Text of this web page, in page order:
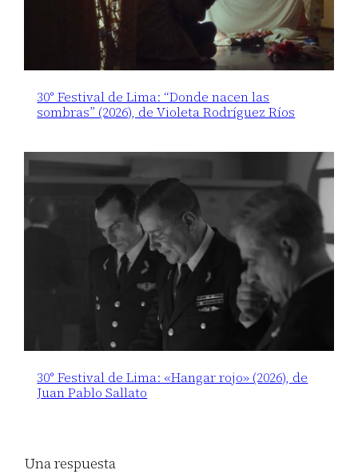
30° Festival de Lima: “Donde nacen las
sombras” (2026), de Violeta Rodríguez Ríos
30° Festival de Lima: «Hangar rojo» (2026), de
Juan Pablo Sallato
Una respuesta